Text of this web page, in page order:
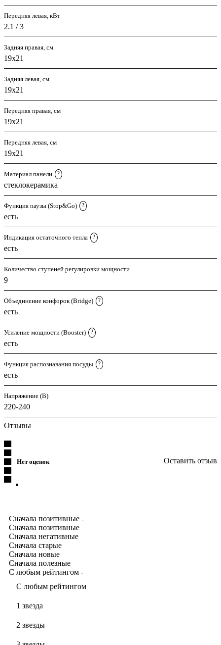
Передняя левая, кВт
2.1 / 3
Задняя правая, см
19х21
Задняя левая, см
19х21
Передняя правая, см
19х21
Передняя левая, см
19х21
Материал панели ?
стеклокерамика
Функция паузы (Stop&Go) ?
есть
Индикация остаточного тепла ?
есть
Количество ступеней регулировки мощности
9
Объединение конфорок (Bridge) ?
есть
Усиление мощности (Booster) ?
есть
Функция распознавания посуды ?
есть
Напряжение (В)
220-240
Отзывы
Нет оценок Оставить отзыв
Сначала позитивные
Сначала позитивные
Сначала негативные
Сначала старые
Сначала новые
Сначала полезные
С любым рейтингом
С любым рейтингом
1 звезда
2 звезды